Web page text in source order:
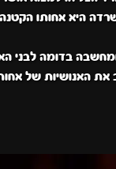
היא אחותו הקטנה
בדומה לבני
את האנושיות של